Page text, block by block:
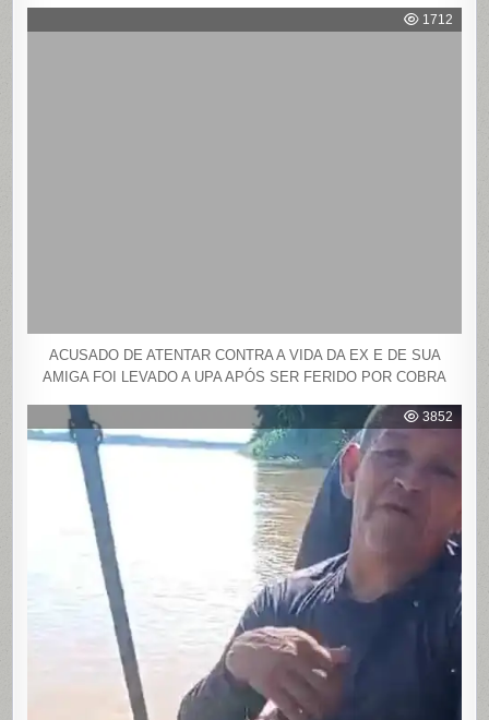
1712
ACUSADO DE ATENTAR CONTRA A VIDA DA EX E DE SUA
AMIGA FOI LEVADO A UPA APÓS SER FERIDO POR COBRA
3852